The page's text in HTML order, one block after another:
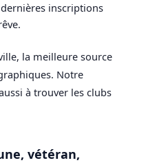
inscriptions
la meilleure source
Notre
à trouver les clubs
vétéran,